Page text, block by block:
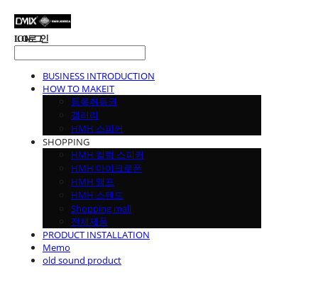
LOG IN로그인
BUSINESS INTRODUCTION
HOW TO MAKEIT
등록취득권
갤러리
HMH 스피커
SHOPPING
HMH 컬럼 스피커
HMH 마이크로폰
HMH 앰프
HMH 스텐드
Shopping mall
전체제품
PRODUCT INSTALLATION
Memo
old sound product